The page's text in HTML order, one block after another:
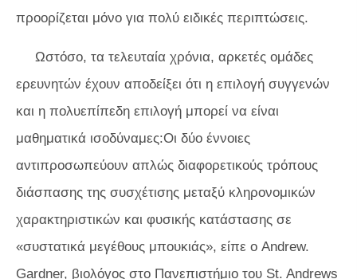
προορίζεται μόνο για πολύ ειδικές περιπτώσεις.
Ωστόσο, τα τελευταία χρόνια, αρκετές ομάδες
ερευνητών έχουν αποδείξει ότι η επιλογή συγγενών
και η πολυεπίπεδη επιλογή μπορεί να είναι
μαθηματικά ισοδύναμες:Οι δύο έννοιες
αντιπροσωπεύουν απλώς διαφορετικούς τρόπους
διάσπασης της συσχέτισης μεταξύ κληρονομικών
χαρακτηριστικών και φυσικής κατάστασης σε
«συστατικά μεγέθους μπουκιάς», είπε ο Andrew.
Gardner, βιολόγος στο Πανεπιστήμιο του St. Andrews